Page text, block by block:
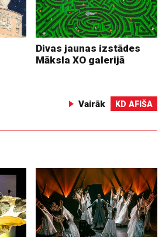
Divas jaunas izstādes
Māksla XO galerijā
Vairāk KD AFIŠA